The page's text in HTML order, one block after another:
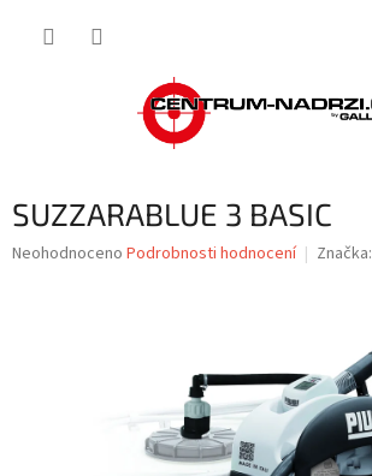
SUZZARABLUE 3 BASIC
Průměrné
Neohodnoceno Podrobnosti hodnocení Značka: